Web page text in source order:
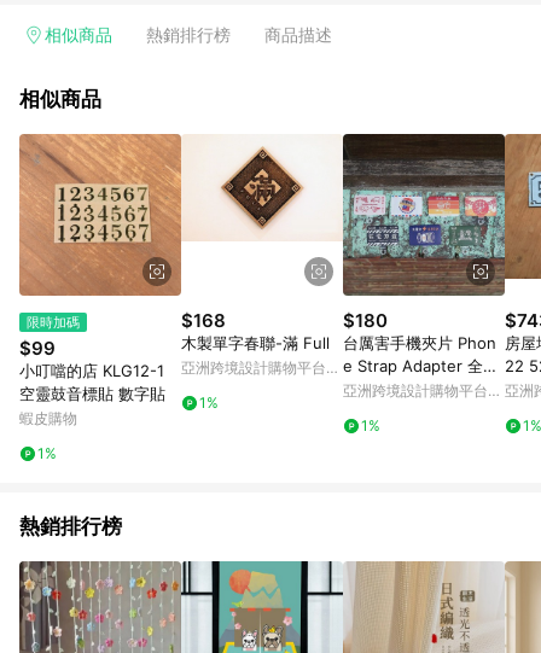
回饋訂單不得享有 Pinkoi 站方優惠，例如首購優惠，P coins，
行為，不具贈點資格，部分退款不在此限。 6. APP 請更新至
貨後 45 天後發送。 8. 群眾募資商品，禮物卡，開館保證金，補
運費，攤位費等不具贈點資格。 9. LINE 購物站上之商品規格、
顏色、價位、贈品如與 Pinkoi 商品資訊頁及購物車不符，以
Pinkoi 購物商品資訊頁及購物車標示為準。 10. 點數紅包使用規
則請以點數紅包活動說明為準。 11. 若於 LINE 購物前往 Pinkoi
頁面後才首次下載 Pinkoi APP 並完成訂單，不符合導購資格；承
上，首次下載 Pinkoi APP 後，需透過 LINE 購物前往 Pinkoi 頁
相似商品 熱銷排行榜 商品描述
相似商品
限時加碼
$99
小叮噹的店 KLG12-1
空靈鼓音標貼 數字貼
蝦皮購物
1%
$168
木製單字春聯-滿 Full
亞洲跨境設計購物平台
1%
$180
台厲害手機夾片 Phon
e Strap Adapter 全系
列 - 共 7 款 禮
亞洲跨境設計購物平台
1%
房
22
屬門
亞洲
1%
熱銷排行榜